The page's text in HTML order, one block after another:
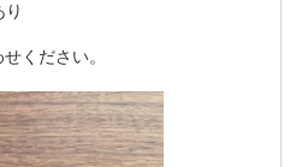
ください。